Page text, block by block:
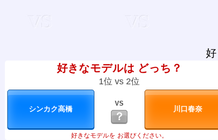
好きなモデルは どっち？
1位 vs 2位
VS
？
好きなモデルを お選びください。